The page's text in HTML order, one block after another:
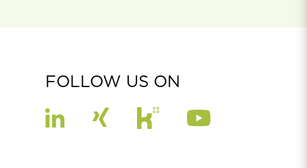
FOLLOW US ON